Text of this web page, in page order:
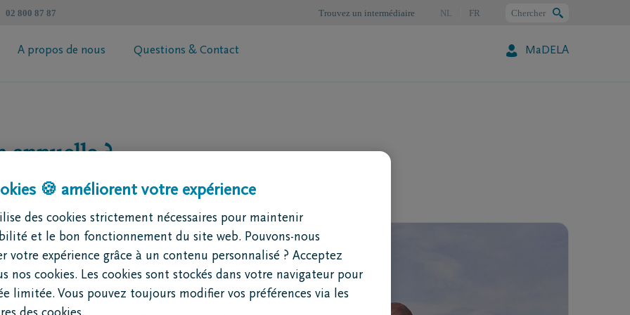
02 800 87 87 Chercher
Trouvez un intermédiaire NL FR
A propos de nous Questions & Contact MaDELA
de succession
Trouvez un intermédiaire
Demandez votre brochure
annuelle ?
de nombreux
aperçu pratique
🍪 améliorent votre expérience
des cookies strictement nécessaires pour maintenir
et le bon fonctionnement du site web. Pouvons-nous
votre expérience grâce à un contenu personnalisé ? Acceptez
nos cookies. Les cookies sont stockés dans votre navigateur pour
limitée. Vous pouvez toujours modifier vos préférences via les